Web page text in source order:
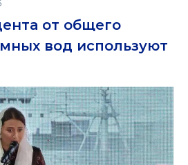
от общего
вод используют